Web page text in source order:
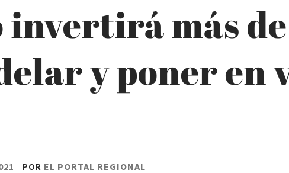
invertirá más
y poner en
POR EL PORTAL REGIONAL